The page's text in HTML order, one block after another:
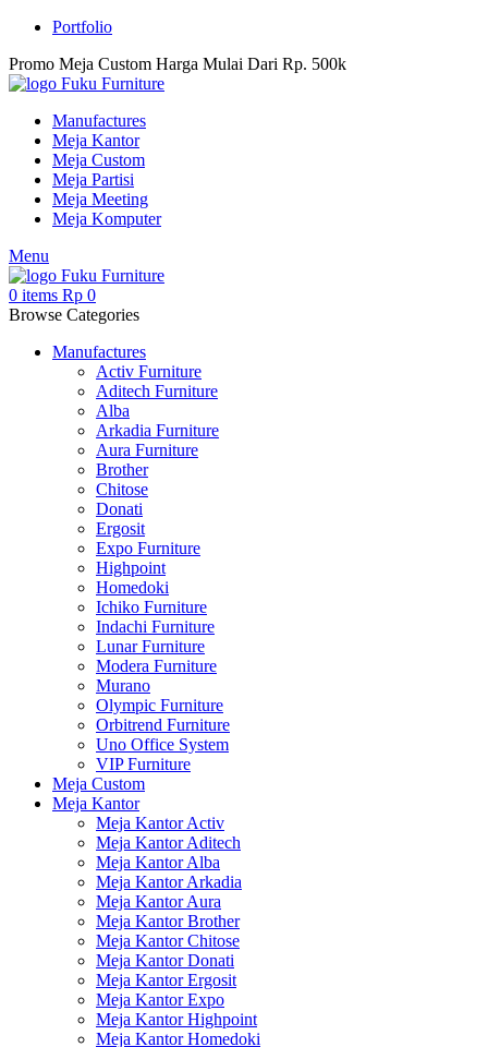
Portfolio
Promo Meja Custom Harga Mulai Dari Rp. 500k
Manufactures
Meja Kantor
Meja Custom
Meja Partisi
Meja Meeting
Meja Komputer
Menu
0 items Rp 0
Browse Categories
Manufactures
Activ Furniture
Aditech Furniture
Alba
Arkadia Furniture
Aura Furniture
Brother
Chitose
Donati
Ergosit
Expo Furniture
Highpoint
Homedoki
Ichiko Furniture
Indachi Furniture
Lunar Furniture
Modera Furniture
Murano
Olympic Furniture
Orbitrend Furniture
Uno Office System
VIP Furniture
Meja Custom
Meja Kantor
Meja Kantor Activ
Meja Kantor Aditech
Meja Kantor Alba
Meja Kantor Arkadia
Meja Kantor Aura
Meja Kantor Brother
Meja Kantor Chitose
Meja Kantor Donati
Meja Kantor Ergosit
Meja Kantor Expo
Meja Kantor Highpoint
Meja Kantor Homedoki